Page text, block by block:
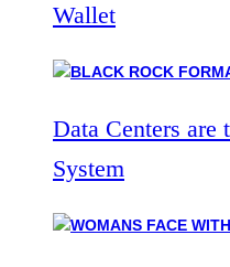
Wallet
Data Centers are
System